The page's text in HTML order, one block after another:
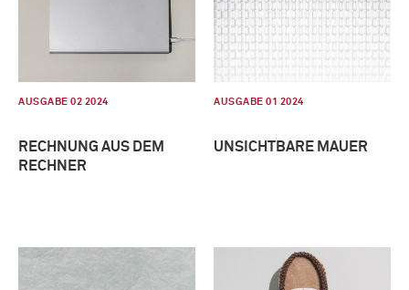
AUSGABE 02 2024
RECHNUNG AUS DEM
RECHNER
AUSGABE 01 2024
UNSICHTBARE MAUER